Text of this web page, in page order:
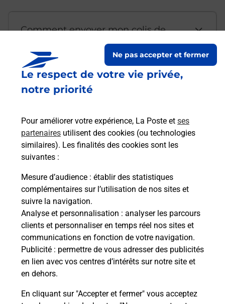
Le respect de votre vie privée,
notre priorité
Pour améliorer votre expérience, La Poste et ses
partenaires utilisent des cookies (ou technologies
similaires). Les finalités des cookies sont les
suivantes :
Mesure d’audience : établir des statistiques
complémentaires sur l’utilisation de nos sites et
suivre la navigation.
Analyse et personnalisation : analyser les parcours
clients et personnaliser en temps réel nos sites et
communications en fonction de votre navigation.
Publicité : permettre de vous adresser des publicités
en lien avec vos centres d’intérêts sur notre site et
en dehors.
En cliquant sur "Accepter et fermer" vous acceptez
Ne pas accepter et fermer
Comment envoyer mon colis de
Est-il possible d’acheter un
emballage directement depuis un
Comment demander une
modification de livraison ?
Comment La Poste participe-t-elle
à votre sécurité au quotidien ?
Puis-je passer mon code de la route
avec La Poste et sous quelles
conditions ?